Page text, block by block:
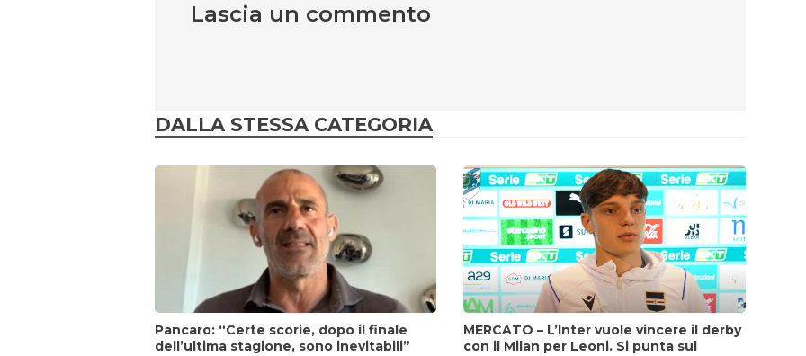
Lascia un commento
DALLA STESSA CATEGORIA
Pancaro: “Certe scorie, dopo il finale
dell’ultima stagione, sono inevitabili”
MERCATO – L’Inter vuole vincere il derby
con il Milan per Leoni. Si punta sul